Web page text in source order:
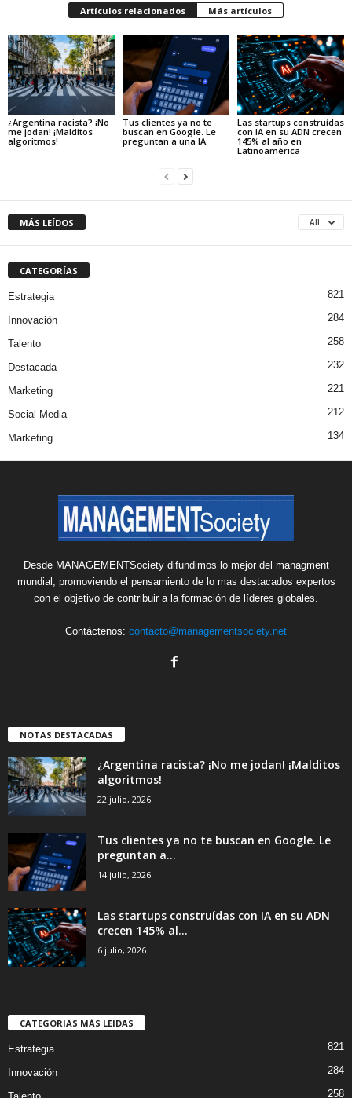
Artículos relacionados Más artículos
¿Argentina racista? ¡No
me jodan! ¡Malditos
algoritmos!
Tus clientes ya no te
buscan en Google. Le
preguntan a una IA.
Las startups construídas
con IA en su ADN crecen
145% al año en
Latinoamérica
MÁS LEÍDOS All
CATEGORÍAS
Estrategia 821
Innovación 284
Talento 258
Destacada 232
Marketing 221
Social Media 212
Marketing 134
Desde MANAGEMENTSociety difundimos lo mejor del managment
mundial, promoviendo el pensamiento de lo mas destacados expertos
con el objetivo de contribuir a la formación de líderes globales.
Contáctenos: contacto@managementsociety.net
NOTAS DESTACADAS
¿Argentina racista? ¡No me jodan! ¡Malditos
algoritmos!
22 julio, 2026
Tus clientes ya no te buscan en Google. Le
preguntan a...
14 julio, 2026
Las startups construídas con IA en su ADN
crecen 145% al...
6 julio, 2026
CATEGORIAS MÁS LEIDAS
Estrategia 821
Innovación 284
258